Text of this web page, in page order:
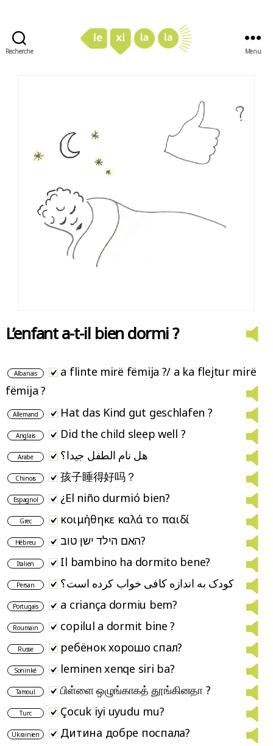
Recherche Menu
L’enfant a-t-il bien dormi ?
Albanais
a flinte mirë fëmija ?/ a ka flejtur mirë
fëmija ?
Allemand Hat das Kind gut geschlafen ?
Anglais Did the child sleep well ?
Arabe هل نام الطفل جيدا؟
Chinois 孩子睡得好吗？
Espagnol ¿El niño durmió bien?
Grec κοιμήθηκε καλά το παιδί
Hébreu האם הילד ישן טוב?
Italien Il bambino ha dormito bene?
Persan کودک به اندازه کافی خواب کرده است؟
Portugais a criança dormiu bem?
Roumain copilul a dormit bine ?
Russe ребёнок хорошо спал?
Soninké leminen xenqe siri ba?
Tamoul பிள்ளை ஒழுங்காகத் தூங்கினதா ?
Turc Çocuk iyi uyudu mu?
Ukrainien Дитина добре поспала?